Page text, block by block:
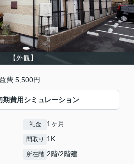
【外観】
費 5,500円
期費用シミュレーション
礼金 1ヶ月
間取り 1K
所在階 2階/2階建